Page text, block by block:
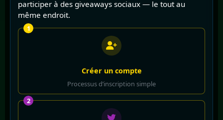
participer à des giveaways sociaux — le tout au
même endroit.
1
Créer un compte
Processus d’inscription simple
2